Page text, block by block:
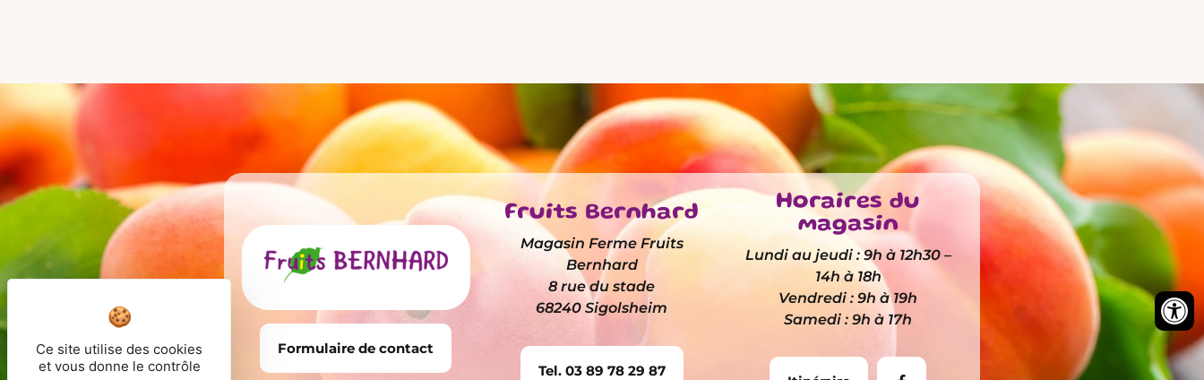
Formulaire de contact
Fruits Bernhard
Magasin Ferme Fruits
Bernhard
8 rue du stade
68240 Sigolsheim
Tel. 03 89 78 29 87
Horaires du
magasin
Lundi au jeudi : 9h à 12h30 –
14h à 18h
Vendredi : 9h à 19h
Samedi : 9h à 17h
Ce site utilise des cookies
et vous donne le contrôle